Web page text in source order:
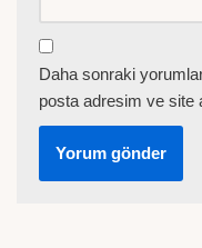
Daha sonraki
posta adresim ve site